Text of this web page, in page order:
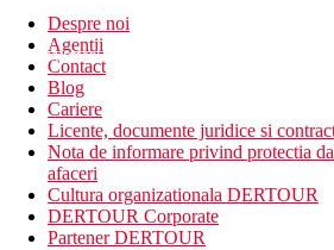
newsletter!
Despre noi
Agentii
Contact
Blog
Cariere
Licente, documente juridice si
Nota de informare privind protectia
afaceri
Cultura organizationala DERTOUR
DERTOUR Corporate
Partener DERTOUR